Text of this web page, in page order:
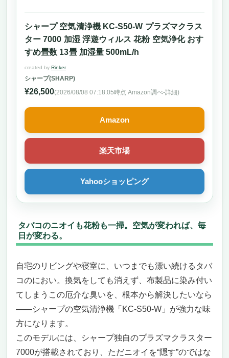
シャープ 空気清浄機 KC-S50-W プラズマクラス
ター 7000 加湿 浮遊ウィルス 花粉 空気浄化 おす
すめ畳数 13畳 加湿量 500mL/h
created by Rinker
シャープ(SHARP)
¥26,500(2026/08/08 07:18:05時点 Amazon調べ-詳細)
Amazon
楽天市場
Yahooショッピング
タバコのニオイも花粉も一掃。空気が変われば、毎
日が変わる。
自宅のリビングや寝室に、いつまでも漂い続けるタバ
コのにおい。換気をしても消えず、布製品に染み付い
てしまうこの厄介な臭いを、根本から解決したいなら
——シャープの空気清浄機「KC-S50-W」が強力な味
方になります。
このモデルには、シャープ独自のプラズマクラスター
7000が搭載されており、ただニオイを“隠す”のではな